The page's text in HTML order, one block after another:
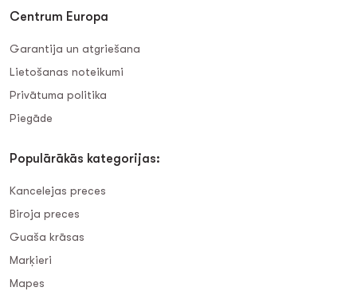
Centrum Europa
Garantija un atgriešana
Lietošanas noteikumi
Privātuma politika
Piegāde
Populārākās kategorijas:
Kancelejas preces
Biroja preces
Guaša krāsas
Marķieri
Mapes